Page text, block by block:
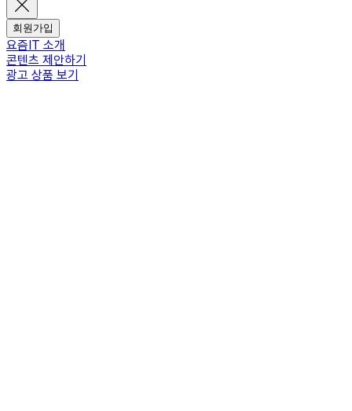
회원가입
요즘IT 소개
콘텐츠 제안하기
광고 상품 보기